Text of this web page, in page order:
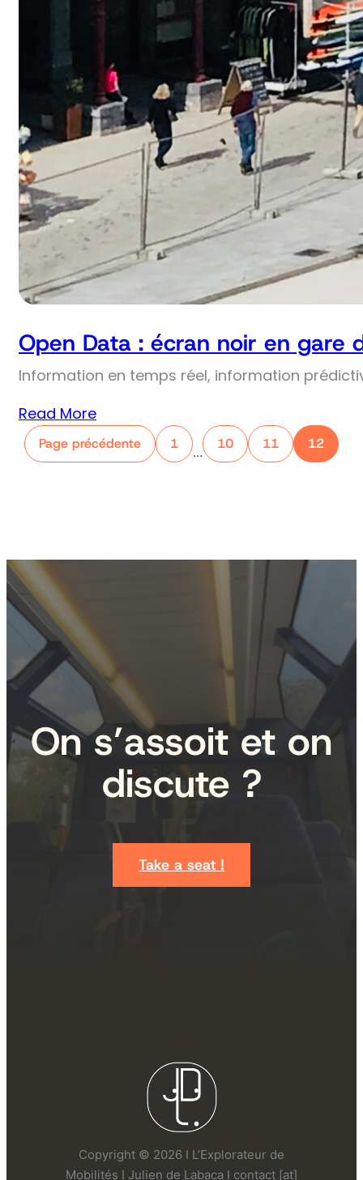
Open Data : écran noir en gare
Information en temps réel, information
Read More
Page précédente 1
…
10 11 12
On s’assoit et on
discute ?
Take a seat !
Copyright © 2026 I L’Explorateur de
Mobilités I Julien de Labaca I contact [at]